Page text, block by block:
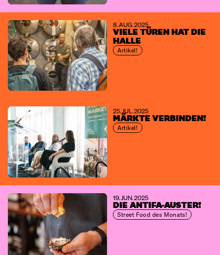
8. AUG. 2025
VIELE TÜREN HAT DIE
HALLE
Artikel!
25. JUL. 2025
MÄRKTE VERBINDEN!
Artikel!
19. JUN. 2025
DIE ANTIFA-AUSTER!
Street Food des Monats!